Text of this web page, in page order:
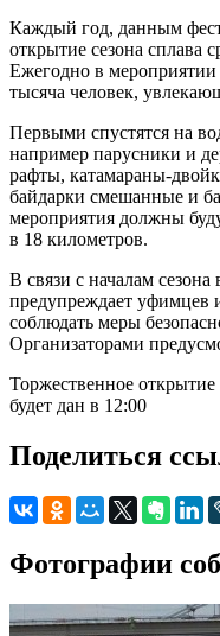
Каждый год, данным
открытие сезона сплава
Ежегодно в
тысяча человек,
Первыми спустятся на
например парусники и
рафты, катамараны-
байдарки смешанные и
мероприятия должны
в 18 километров.
В связи с началам
предупреждает уфимцев
соблюдать меры
Организаторами
Торжественное
будет дан в 12:00
Поделиться
Фотографии